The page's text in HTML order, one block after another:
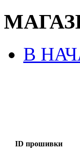
В
ID прошивки